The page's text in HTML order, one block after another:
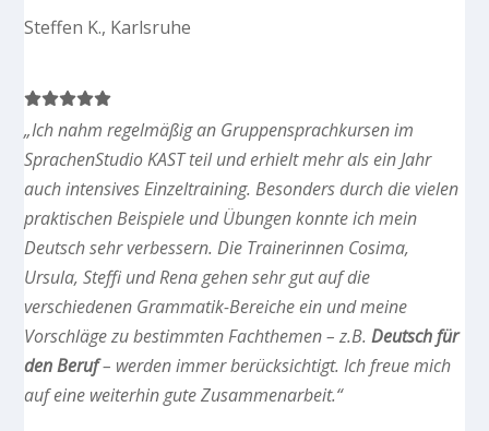
Steffen K., Karlsruhe
„Ich nahm regelmäßig an Gruppensprachkursen im
SprachenStudio KAST teil und erhielt mehr als ein Jahr
auch intensives Einzeltraining. Besonders durch die vielen
praktischen Beispiele und Übungen konnte ich mein
Deutsch sehr verbessern. Die Trainerinnen Cosima,
Ursula, Steffi und Rena gehen sehr gut auf die
verschiedenen Grammatik-Bereiche ein und meine
Vorschläge zu bestimmten Fachthemen – z.B. Deutsch für
den Beruf– werden immer berücksichtigt. Ich freue mich
auf eine weiterhin gute Zusammenarbeit.“